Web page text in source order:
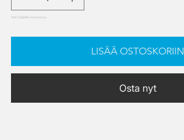
Vain 5 jäljellä varastossa
LISÄÄ OSTOSKORIIN
Osta nyt